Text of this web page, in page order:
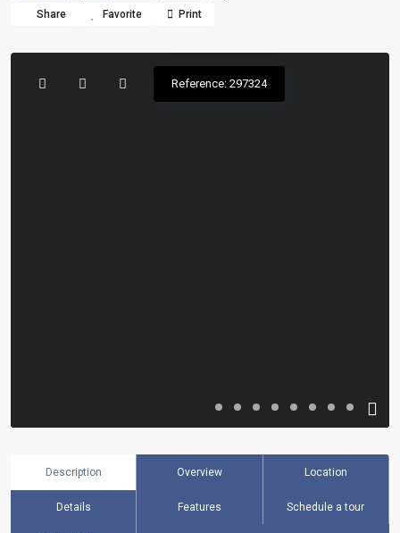
Share Favorite Print
Reference: 297324
Description Overview Location
Details Features Schedule a tour